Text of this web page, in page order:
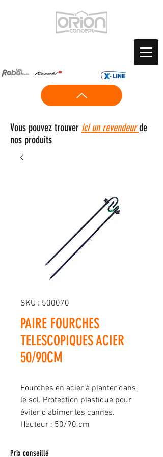
Vous pouvez trouver ici un revendeurde
nos produits
SKU : 500070
PAIRE FOURCHES
TELESCOPIQUES ACIER
50/90CM
Fourches en acier à planter dans
le sol. Protection plastique pour
éviter d'abimer les cannes.
Hauteur : 50/90 cm
Prix conseillé